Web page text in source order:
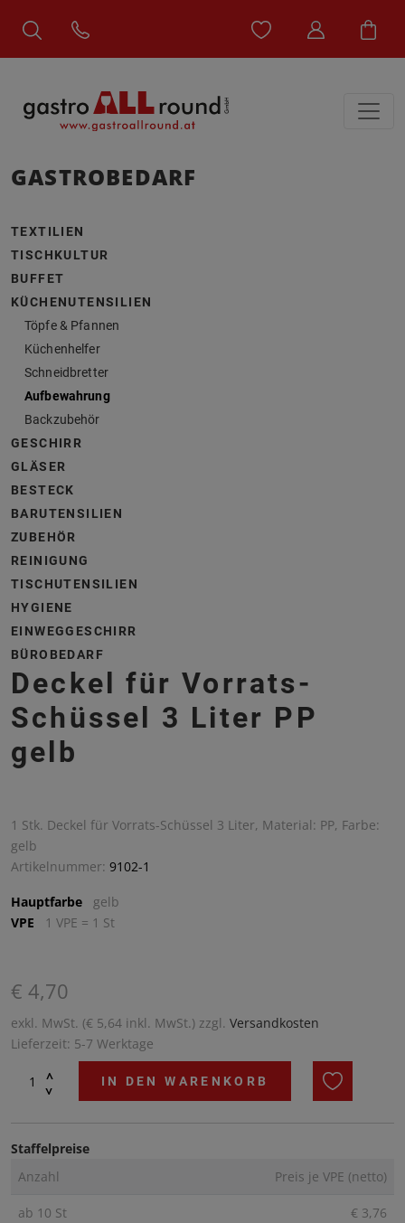
GASTROBEDARF
TEXTILIEN
TISCHKULTUR
BUFFET
KÜCHENUTENSILIEN
Töpfe & Pfannen
Küchenhelfer
Schneidbretter
Aufbewahrung
Backzubehör
GESCHIRR
GLÄSER
BESTECK
BARUTENSILIEN
ZUBEHÖR
REINIGUNG
TISCHUTENSILIEN
HYGIENE
EINWEGGESCHIRR
BÜROBEDARF
Deckel für Vorrats-
Schüssel 3 Liter PP
gelb
1 Stk. Deckel für Vorrats-Schüssel 3 Liter, Material: PP, Farbe:
gelb
Artikelnummer: 9102-1
Hauptfarbe
gelb
VPE
1 VPE = 1 St
€ 4,70
exkl. MwSt. (€ 5,64 inkl. MwSt.) zzgl. Versandkosten
Lieferzeit: 5-7 Werktage
^
^
IN DEN WARENKORB
Staffelpreise
Anzahl
Preis je VPE (netto)
ab 10 St € 3,76